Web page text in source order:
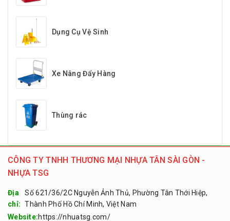
Dụng Cụ Vệ Sinh
Xe Nâng Đẩy Hàng
Thùng rác
CÔNG TY TNHH THƯƠNG MẠI NHỰA TÂN SÀI GÒN -
NHỰA TSG
Địa
chỉ:
Số 621/36/2C Nguyễn Ảnh Thủ, Phường Tân Thới Hiệp,
Thành Phố Hồ Chí Minh, Việt Nam
Website:https://nhuatsg.com/